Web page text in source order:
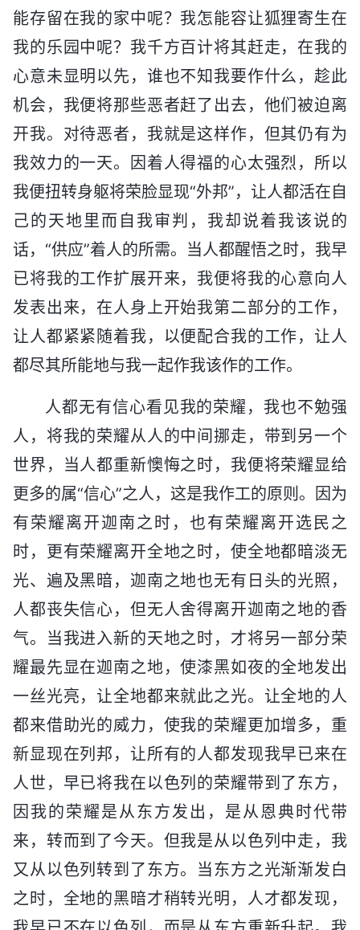
能存留在我的家中呢？我怎能容让狐狸寄生在
我的乐园中呢？我千方百计将其赶走，在我的
心意未显明以先，谁也不知我要作什么，趁此
机会，我便将那些恶者赶了出去，他们被迫离
开我。对待恶者，我就是这样作，但其仍有为
我效力的一天。因着人得福的心太强烈，所以
我便扭转身躯将荣脸显现“外邦”，让人都活在自
己的天地里而自我审判，我却说着我该说的
话，“供应”着人的所需。当人都醒悟之时，我早
已将我的工作扩展开来，我便将我的心意向人
发表出来，在人身上开始我第二部分的工作，
让人都紧紧随着我，以便配合我的工作，让人
都尽其所能地与我一起作我该作的工作。
人都无有信心看见我的荣耀，我也不勉强
人，将我的荣耀从人的中间挪走，带到另一个
世界，当人都重新懊悔之时，我便将荣耀显给
更多的属“信心”之人，这是我作工的原则。因为
有荣耀离开迦南之时，也有荣耀离开选民之
时，更有荣耀离开全地之时，使全地都暗淡无
光、遍及黑暗，迦南之地也无有日头的光照，
人都丧失信心，但无人舍得离开迦南之地的香
气。当我进入新的天地之时，才将另一部分荣
耀最先显在迦南之地，使漆黑如夜的全地发出
一丝光亮，让全地都来就此之光。让全地的人
都来借助光的威力，使我的荣耀更加增多，重
新显现在列邦，让所有的人都发现我早已来在
人世，早已将我在以色列的荣耀带到了东方，
因我的荣耀是从东方发出，是从恩典时代带
来，转而到了今天。但我是从以色列中走，我
又从以色列转到了东方。当东方之光渐渐发白
之时，全地的黑暗才稍转光明，人才都发现，